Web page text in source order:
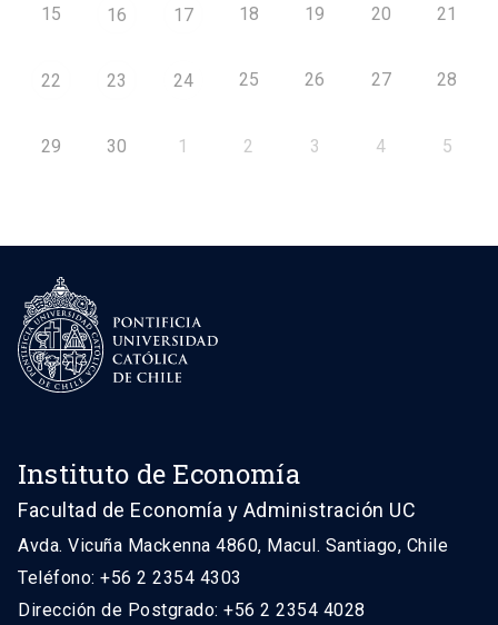
15 16 17 18 19 20 21
22 23 24 25 26 27 28
29 30 1 2 3 4 5
Instituto de Economía
Facultad de Economía y Administración UC
Avda. Vicuña Mackenna 4860, Macul. Santiago, Chile
Teléfono: +56 2 2354 4303
Dirección de Postgrado: +56 2 2354 4028